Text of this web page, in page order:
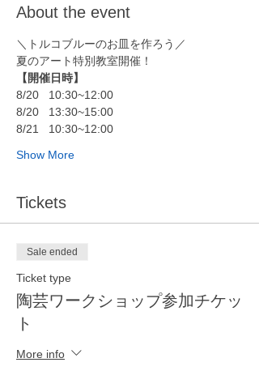
About the event
＼トルコブルーのお皿を作ろう／
夏のアート特別教室開催！
【開催日時】
8/20	10:30~12:00
8/20	13:30~15:00
8/21	10:30~12:00
Show More
Tickets
Sale ended
Ticket type
陶芸ワークショップ参加チケッ
ト
More info